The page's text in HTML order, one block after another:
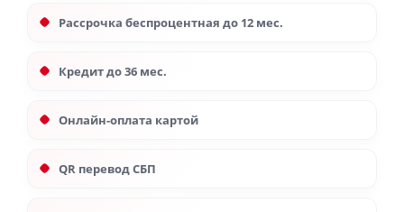
Рассрочка беспроцентная до 12 мес.
Кредит до 36 мес.
Онлайн-оплата картой
QR перевод СБП